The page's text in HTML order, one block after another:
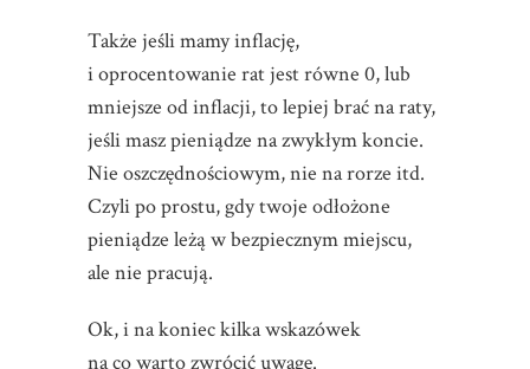
Także jeśli mamy inflację,
i oprocentowanie rat jest równe 0, lub
mniejsze od inflacji, to lepiej brać na raty,
jeśli masz pieniądze na zwykłym koncie.
Nie oszczędnościowym, nie na rorze itd.
Czyli po prostu, gdy twoje odłożone
pieniądze leżą w bezpiecznym miejscu,
ale nie pracują.
Ok, i na koniec kilka wskazówek
na co warto zwrócić uwagę.